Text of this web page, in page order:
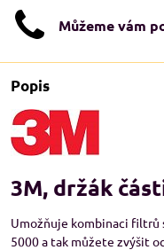
Můžeme vám
Popis
3M, držák
Umožňuje kombinaci filtrů
5000 a tak můžete zvýšit